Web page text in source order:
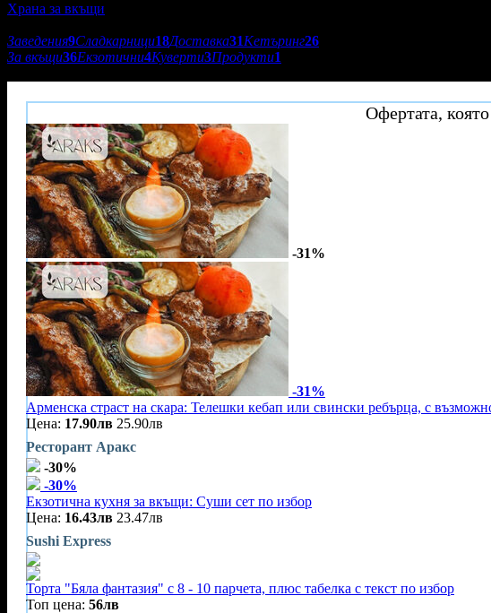
Храна за вкъщи
Заведения9Сладкарници18Доставка31Кетъринг26
За вкъщи36Екзотични4Куверти3Продукти1
Офертата,
-31%
-31%
Арменска страст на скара: Телешки кебап или свински ребърца, с
Цена: 17.90лв 25.90лв
Ресторант Аракс
-30%
-30%
Екзотична кухня за вкъщи: Суши сет по избор
Цена: 16.43лв 23.47лв
Sushi Express
Торта "Бяла фантазия" с 8 - 10 парчета, плюс табелка с текст по избор
Топ цена: 56лв